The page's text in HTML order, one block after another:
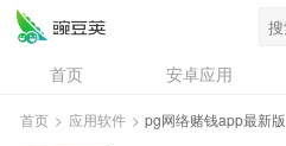
首页 安卓应用
资讯
专题
首页 > 应用软件 > pg网络赌钱app最新版